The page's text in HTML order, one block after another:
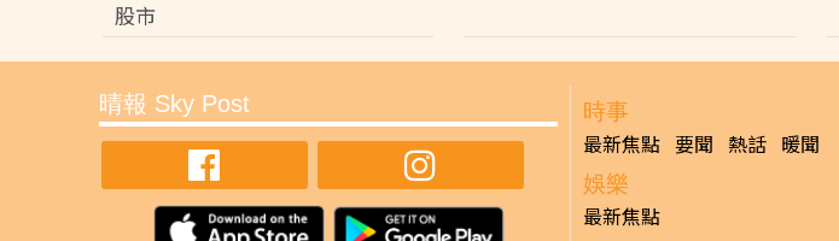
股市
晴報 Sky Post 時事
最新焦點 要聞 熱話 暖聞
娛樂
最新焦點